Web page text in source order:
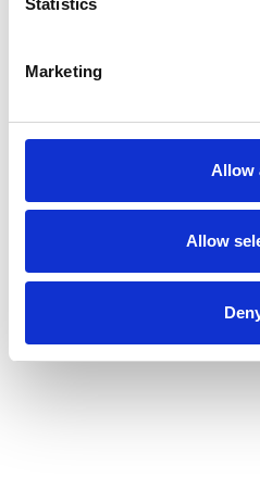
Marketing
Allow
Allow
kunstnere og producere
deres arbejde med kunstnerisk
deres professionelle
værdsætter et mangfoldigt
er af forskellige nationaliteter,